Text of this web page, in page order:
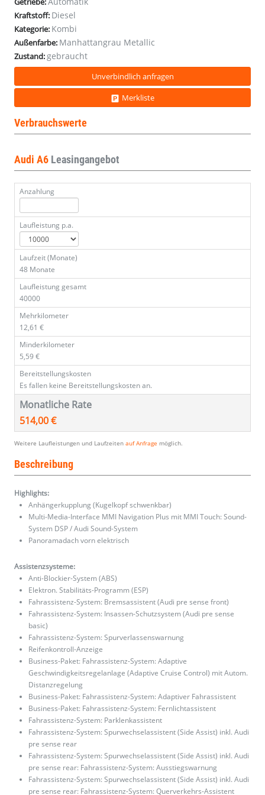
Kraftstoff: Diesel
Kategorie: Kombi
Außenfarbe: Manhattangrau Metallic
Zustand:gebraucht
Unverbindlich anfragen
Merkliste
Verbrauchswerte
Audi A6 Leasingangebot
Anzahlung
Laufleistung p.a.
Laufzeit (Monate)
48 Monate
Laufleistung gesamt
40000
Mehrkilometer
12,61 €
Minderkilometer
5,59 €
Bereitstellungskosten
Es fallen keine Bereitstellungskosten an.
Monatliche Rate
514,00 €
Weitere Laufleistungen und Laufzeiten auf Anfrage möglich.
Beschreibung
Highlights:
Anhängerkupplung (Kugelkopf schwenkbar)
Multi-Media-Interface MMI Navigation Plus mit MMI Touch: Sound-
System DSP / Audi Sound-System
Panoramadach vorn elektrisch
Assistenzsysteme:
Anti-Blockier-System (ABS)
Elektron. Stabilitäts-Programm (ESP)
Fahrassistenz-System: Bremsassistent (Audi pre sense front)
Fahrassistenz-System: Insassen-Schutzsystem (Audi pre sense
basic)
Fahrassistenz-System: Spurverlassenswarnung
Reifenkontroll-Anzeige
Business-Paket: Fahrassistenz-System: Adaptive
Geschwindigkeitsregelanlage (Adaptive Cruise Control) mit Autom.
Distanzregelung
Business-Paket: Fahrassistenz-System: Adaptiver Fahrassistent
Business-Paket: Fahrassistenz-System: Fernlichtassistent
Fahrassistenz-System: Parklenkassistent
Fahrassistenz-System: Spurwechselassistent (Side Assist) inkl. Audi
pre sense rear
Fahrassistenz-System: Spurwechselassistent (Side Assist) inkl. Audi
pre sense rear: Fahrassistenz-System: Ausstiegswarnung
Fahrassistenz-System: Spurwechselassistent (Side Assist) inkl. Audi
pre sense rear: Fahrassistenz-System: Querverkehrs-Assistent